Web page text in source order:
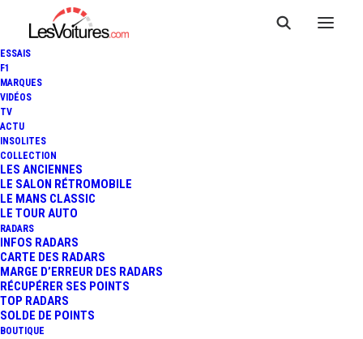
ESSAIS
F1
MARQUES
VIDÉOS
TV
ACTU
INSOLITES
COLLECTION
LES ANCIENNES
LE SALON RÉTROMOBILE
LE MANS CLASSIC
LE TOUR AUTO
RADARS
INFOS RADARS
CARTE DES RADARS
MARGE D’ERREUR DES RADARS
RÉCUPÉRER SES POINTS
TOP RADARS
SOLDE DE POINTS
BOUTIQUE
GT350R : PLUS PROCHE DE
2 Minutes